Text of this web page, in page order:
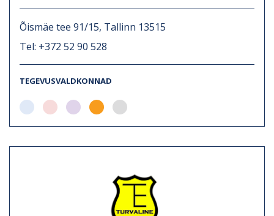
Õismäe tee 91/15, Tallinn 13515
Tel: +372 52 90 528
TEGEVUSVALDKONNAD